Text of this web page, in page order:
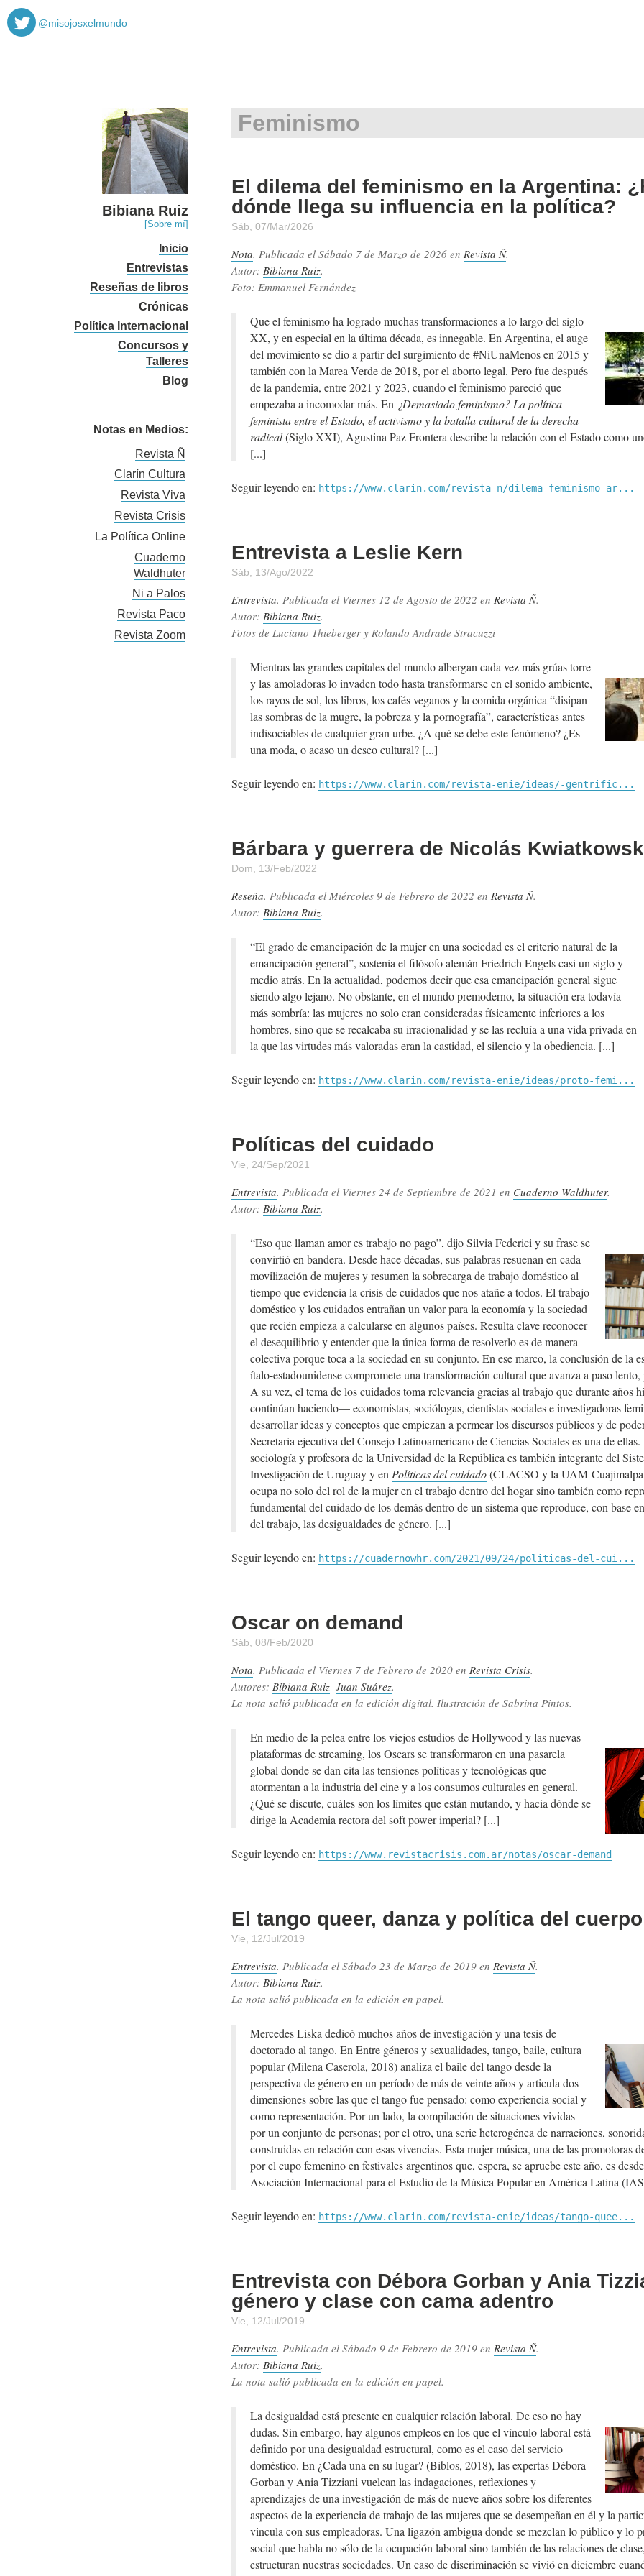
@misojosxelmundo
Bibiana Ruiz
[Sobre mí]
Inicio
Entrevistas
Reseñas de libros
Crónicas
Política Internacional
Concursos y
Talleres
Blog
Notas en Medios:
Revista Ñ
Clarín Cultura
Revista Viva
Revista Crisis
La Política Online
Cuaderno
Waldhuter
Ni a Palos
Revista Paco
Revista Zoom
Feminismo
El dilema del feminismo en la Argentina:
dónde llega su influencia en la política?
Sáb, 07/Mar/2026
Nota. Publicada el Sábado 7 de Marzo de 2026 en Revista Ñ.
Autor: Bibiana Ruiz.
Foto: Emmanuel Fernández
Que el feminismo ha logrado muchas transformaciones a lo largo del siglo
XX, y en especial en la última década, es innegable. En Argentina, el auge
del movimiento se dio a partir del surgimiento de #NiUnaMenos en 2015 y
también con la Marea Verde de 2018, por el aborto legal. Pero fue después
de la pandemia, entre 2021 y 2023, cuando el feminismo pareció que
empezaba a incomodar más. En ¿Demasiado feminismo? La política
feminista entre el Estado, el activismo y la batalla cultural de la derecha
radical(Siglo XXI), Agustina Paz Frontera describe la relación con el Estado como
Seguir leyendo en: https://www.clarin.com/revista-n/dilema-feminismo-ar...
Entrevista a Leslie Kern
Sáb, 13/Ago/2022
Entrevista. Publicada el Viernes 12 de Agosto de 2022 en Revista Ñ.
Autor: Bibiana Ruiz.
Fotos de Luciano Thieberger y Rolando Andrade Stracuzzi
Mientras las grandes capitales del mundo albergan cada vez más grúas torre
y las amoladoras lo invaden todo hasta transformarse en el sonido ambiente,
los rayos de sol, los libros, los cafés veganos y la comida orgánica “disipan
las sombras de la mugre, la pobreza y la pornografía”, características antes
indisociables de cualquier gran urbe. ¿A qué se debe este fenómeno? ¿Es
una moda, o acaso un deseo cultural?
Seguir leyendo en: https://www.clarin.com/revista-enie/ideas/-gentrific...
Bárbara y guerrera de Nicolás
Dom, 13/Feb/2022
Reseña. Publicada el Miércoles 9 de Febrero de 2022 en Revista Ñ.
Autor: Bibiana Ruiz.
“El grado de emancipación de la mujer en una sociedad es el criterio natural de la
emancipación general”, sostenía el filósofo alemán Friedrich Engels casi un siglo y
medio atrás. En la actualidad, podemos decir que esa emancipación general sigue
siendo algo lejano. No obstante, en el mundo premoderno, la situación era todavía
más sombría: las mujeres no solo eran consideradas físicamente inferiores a los
hombres, sino que se recalcaba su irracionalidad y se las recluía a una vida privada en
la que las virtudes más valoradas eran la castidad, el silencio y la obediencia.
Seguir leyendo en: https://www.clarin.com/revista-enie/ideas/proto-femi...
Políticas del cuidado
Vie, 24/Sep/2021
Entrevista. Publicada el Viernes 24 de Septiembre de 2021 en Cuaderno Waldhuter.
Autor: Bibiana Ruiz.
“Eso que llaman amor es trabajo no pago”, dijo Silvia Federici y su frase se
convirtió en bandera. Desde hace décadas, sus palabras resuenan en cada
movilización de mujeres y resumen la sobrecarga de trabajo doméstico al
tiempo que evidencia la crisis de cuidados que nos atañe a todos. El trabajo
doméstico y los cuidados entrañan un valor para la economía y la sociedad
que recién empieza a calcularse en algunos países. Resulta clave reconocer
el desequilibrio y entender que la única forma de resolverlo es de manera
colectiva porque toca a la sociedad en su conjunto. En ese marco, la conclusión de la
ítalo-estadounidense compromete una transformación cultural que avanza a paso
A su vez, el tema de los cuidados toma relevancia gracias al trabajo que durante
continúan haciendo— economistas, sociólogas, cientistas sociales e investigadoras
desarrollar ideas y conceptos que empiezan a permear los discursos públicos y de
Secretaria ejecutiva del Consejo Latinoamericano de Ciencias Sociales es una de
sociología y profesora de la Universidad de la República es también integrante del
Investigación de Uruguay y en Políticas del cuidado(CLACSO y la UAM-
ocupa no solo del rol de la mujer en el trabajo dentro del hogar sino también como
fundamental del cuidado de los demás dentro de un sistema que reproduce, con base
del trabajo, las desigualdades de género.
Seguir leyendo en: https://cuadernowhr.com/2021/09/24/politicas-del-cui...
Oscar on demand
Sáb, 08/Feb/2020
Nota. Publicada el Viernes 7 de Febrero de 2020 en Revista Crisis.
Autores: Bibiana Ruiz Juan Suárez.
La nota salió publicada en la edición digital. Ilustración de Sabrina Pintos.
En medio de la pelea entre los viejos estudios de Hollywood y las nuevas
plataformas de streaming, los Oscars se transformaron en una pasarela
global donde se dan cita las tensiones políticas y tecnológicas que
atormentan a la industria del cine y a los consumos culturales en general.
¿Qué se discute, cuáles son los límites que están mutando, y hacia dónde se
dirige la Academia rectora del soft power imperial?
Seguir leyendo en: https://www.revistacrisis.com.ar/notas/oscar-demand
El tango queer, danza y política del cuerpo
Vie, 12/Jul/2019
Entrevista. Publicada el Sábado 23 de Marzo de 2019 en Revista Ñ.
Autor: Bibiana Ruiz.
La nota salió publicada en la edición en papel.
Mercedes Liska dedicó muchos años de investigación y una tesis de
doctorado al tango. En Entre géneros y sexualidades, tango, baile, cultura
popular (Milena Caserola, 2018) analiza el baile del tango desde la
perspectiva de género en un período de más de veinte años y articula dos
dimensiones sobre las que el tango fue pensado: como experiencia social y
como representación. Por un lado, la compilación de situaciones vividas
por un conjunto de personas; por el otro, una serie heterogénea de narraciones,
construidas en relación con esas vivencias. Esta mujer música, una de las promotoras
por el cupo femenino en festivales argentinos que, espera, se apruebe este año, es
Asociación Internacional para el Estudio de la Música Popular en América Latina
Seguir leyendo en: https://www.clarin.com/revista-enie/ideas/tango-quee...
Entrevista con Débora Gorban y Ania
género y clase con cama adentro
Vie, 12/Jul/2019
Entrevista. Publicada el Sábado 9 de Febrero de 2019 en Revista Ñ.
Autor: Bibiana Ruiz.
La nota salió publicada en la edición en papel.
La desigualdad está presente en cualquier relación laboral. De eso no hay
dudas. Sin embargo, hay algunos empleos en los que el vínculo laboral está
definido por una desigualdad estructural, como es el caso del servicio
doméstico. En ¿Cada una en su lugar? (Biblos, 2018), las expertas Débora
Gorban y Ania Tizziani vuelcan las indagaciones, reflexiones y
aprendizajes de una investigación de más de nueve años sobre los diferentes
aspectos de la experiencia de trabajo de las mujeres que se desempeñan en él y la
vincula con sus empleadoras. Una ligazón ambigua donde se mezclan lo público y lo
social que habla no sólo de la ocupación laboral sino también de las relaciones de
estructuran nuestras sociedades. Un caso de discriminación se vivió en diciembre